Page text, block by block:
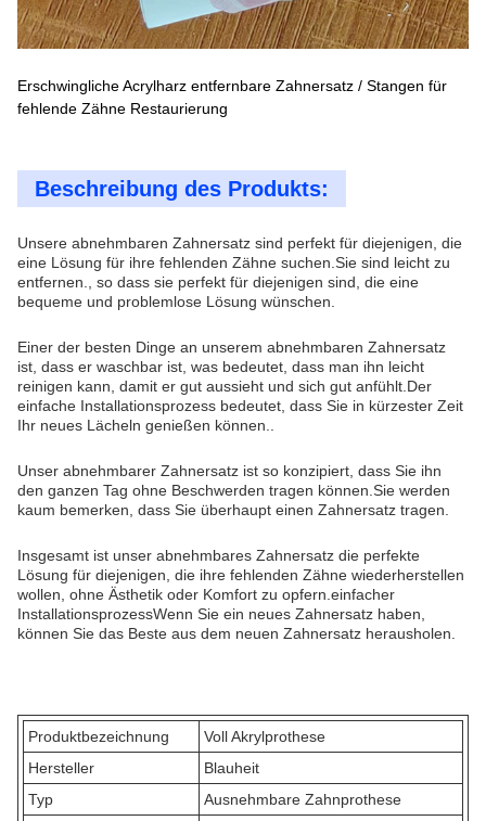
Erschwingliche Acrylharz entfernbare Zahnersatz / Stangen für
fehlende Zähne Restaurierung
Beschreibung des Produkts:
Unsere abnehmbaren Zahnersatz sind perfekt für diejenigen, die
eine Lösung für ihre fehlenden Zähne suchen.Sie sind leicht zu
entfernen., so dass sie perfekt für diejenigen sind, die eine
bequeme und problemlose Lösung wünschen.
Einer der besten Dinge an unserem abnehmbaren Zahnersatz
ist, dass er waschbar ist, was bedeutet, dass man ihn leicht
reinigen kann, damit er gut aussieht und sich gut anfühlt.Der
einfache Installationsprozess bedeutet, dass Sie in kürzester Zeit
Ihr neues Lächeln genießen können..
Unser abnehmbarer Zahnersatz ist so konzipiert, dass Sie ihn
den ganzen Tag ohne Beschwerden tragen können.Sie werden
kaum bemerken, dass Sie überhaupt einen Zahnersatz tragen.
Insgesamt ist unser abnehmbares Zahnersatz die perfekte
Lösung für diejenigen, die ihre fehlenden Zähne wiederherstellen
wollen, ohne Ästhetik oder Komfort zu opfern.einfacher
InstallationsprozessWenn Sie ein neues Zahnersatz haben,
können Sie das Beste aus dem neuen Zahnersatz herausholen.
Produktbezeichnung
Voll Akrylprothese
Hersteller
Blauheit
Typ
Ausnehmbare Zahnprothese